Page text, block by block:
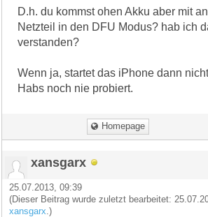
D.h. du kommst ohen Akku aber mit
Netzteil in den DFU Modus? hab ich
verstanden?
Wenn ja, startet das iPhone dann
Habs noch nie probiert.
Homepage
xansgarx
25.07.2013, 09:39
(Dieser Beitrag wurde zuletzt bearbeitet:
xansgarx .)